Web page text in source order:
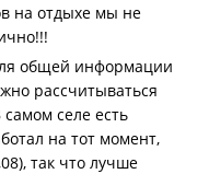
на отдыхе мы не
общей информации
рассчитываться
селе есть
на тот момент,
так что лучше